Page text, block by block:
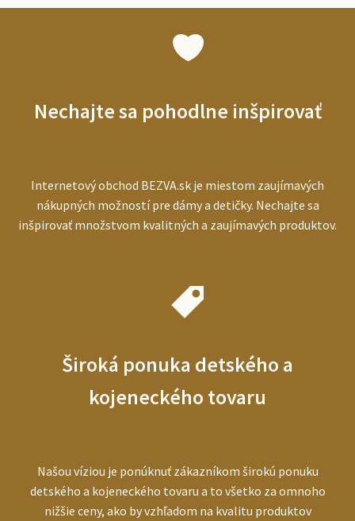
ľudí
Nechajte sa pohodlne inšpirovať
Internetový obchod BEZVA.sk je miestom zaujímavých
nákupných možností pre dámy a detičky. Nechajte sa
inšpirovať množstvom kvalitných a zaujímavých produktov.
Široká ponuka detského a
kojeneckého tovaru
Našou víziou je ponúknuť zákazníkom širokú ponuku
detského a kojeneckého tovaru a to všetko za omnoho
nižšie ceny, ako by vzhľadom na kvalitu produktov